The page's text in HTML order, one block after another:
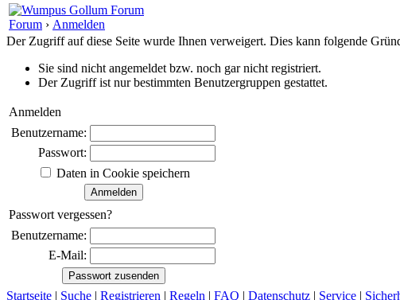
Forum › Anmelden
Der Zugriff auf diese Seite wurde Ihnen verweigert. Dies kann folgende
Sie sind nicht angemeldet bzw. noch gar nicht registriert.
Der Zugriff ist nur bestimmten Benutzergruppen gestattet.
Anmelden
Benutzername:
Passwort:
Daten in Cookie speichern
Passwort vergessen?
Benutzername:
E-Mail:
Startseite | Suche | Registrieren | Regeln | FAQ | Datenschutz | Service |